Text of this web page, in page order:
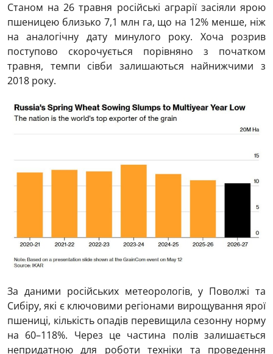
Станом на 26 травня російські аграрії засіяли ярою
пшеницею близько 7,1 млн га, що на 12% менше, ніж
на аналогічну дату минулого року. Хоча розрив
поступово скорочується порівняно з початком
травня, темпи сівби залишаються найнижчими з
2018 року.
За даними російських метеорологів, у Поволжі та
Сибіру, які є ключовими регіонами вирощування ярої
пшениці, кількість опадів перевищила сезонну норму
на 60–118%. Через це частина полів залишається
непридатною для роботи техніки та проведення